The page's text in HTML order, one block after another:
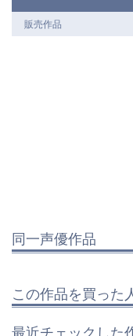
販売作品
同一声優作品
この作品を買った
最近チェックした